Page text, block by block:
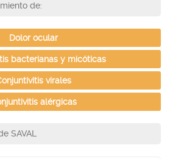
de:
Dolor ocular
bacterianas y micóticas
virales
alérgicas
SAVAL